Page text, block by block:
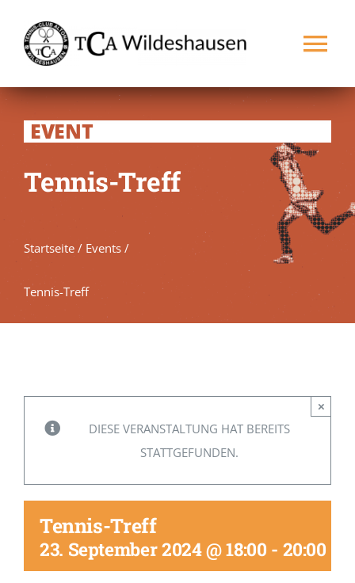
Inhalt
springen
EVENT
Tennis-Treff
Startseite/ Events/
Tennis-Treff
DIESE VERANSTALTUNG HAT BEREITS
STATTGEFUNDEN.
×
Tennis-Treff
23. September 2024 @ 18:00 - 20:00